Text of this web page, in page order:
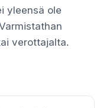
yleensä ole
verottajalta.